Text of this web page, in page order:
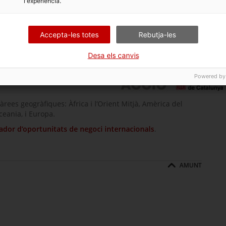
geogràfiques: Àfrica i l’Orient Mitjà, Amèrica del
i Europa.
d’oportunitats de negoci internacionals
AMUNT
Accepta-les totes Rebutja-les
Desa els canvis
Powered by